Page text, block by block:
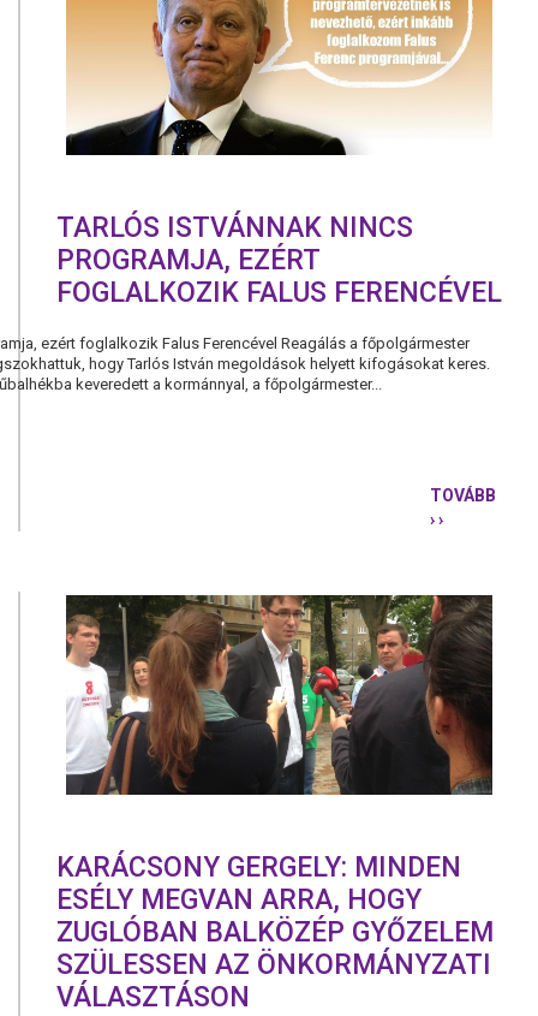
TARLÓS ISTVÁNNAK NINCS
PROGRAMJA, EZÉRT
FOGLALKOZIK FALUS FERENCÉVEL
ezért foglalkozik Falus Ferencével Reagálás a főpolgármester
hogy Tarlós István megoldások helyett kifogásokat keres.
keveredett a kormánnyal, a főpolgármester...
TOVÁBB
› ›
EZÉRT
FALUS
KARÁCSONY GERGELY: MINDEN
ESÉLY MEGVAN ARRA, HOGY
ZUGLÓBAN BALKÖZÉP GYŐZELEM
SZÜLESSEN AZ ÖNKORMÁNYZATI
VÁLASZTÁSON